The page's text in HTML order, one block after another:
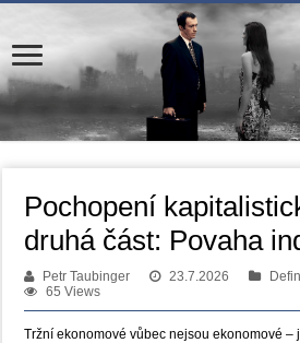
Pochopení
druhá část: Povaha
Petr Taubinger 23.7.2026
65 Views
Tržní ekonomové vůbec nejsou ekonomové –